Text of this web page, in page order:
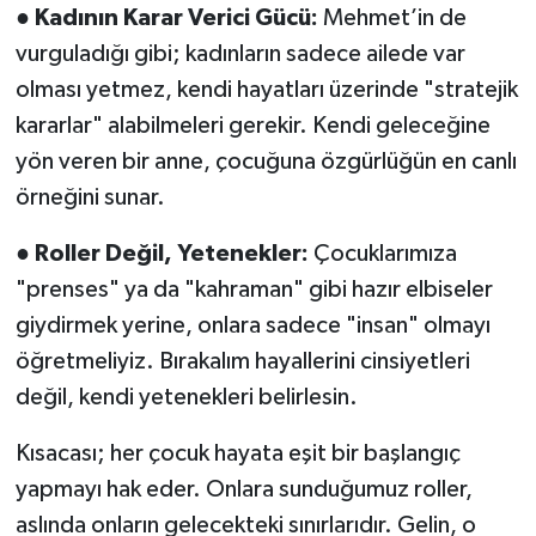
● Kadının Karar Verici Gücü: Mehmet’in de
vurguladığı gibi; kadınların sadece ailede var
olması yetmez, kendi hayatları üzerinde "stratejik
kararlar" alabilmeleri gerekir. Kendi geleceğine
yön veren bir anne, çocuğuna özgürlüğün en canlı
örneğini sunar.
● Roller Değil, Yetenekler: Çocuklarımıza
"prenses" ya da "kahraman" gibi hazır elbiseler
giydirmek yerine, onlara sadece "insan" olmayı
öğretmeliyiz. Bırakalım hayallerini cinsiyetleri
değil, kendi yetenekleri belirlesin.
Kısacası; her çocuk hayata eşit bir başlangıç
yapmayı hak eder. Onlara sunduğumuz roller,
aslında onların gelecekteki sınırlarıdır. Gelin, o